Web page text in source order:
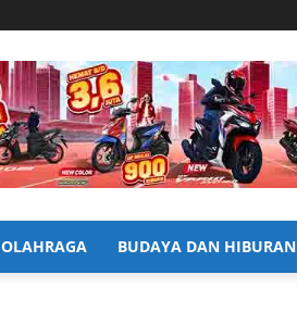
OLAHRAGA BUDAYA DAN HIBURAN